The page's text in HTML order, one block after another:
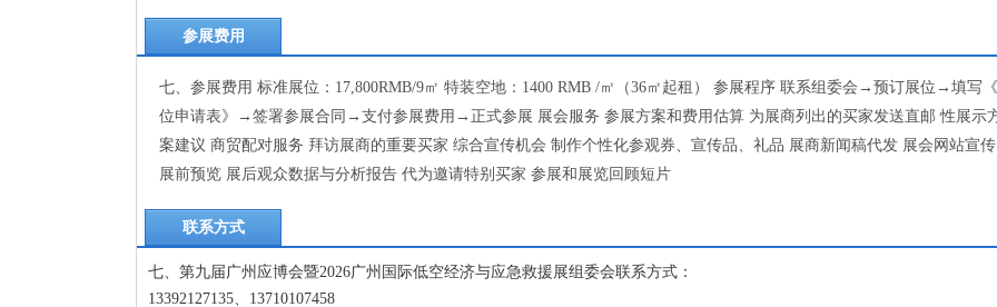
参展费用
七、参展费用 标准展位：17,800RMB/9㎡ 特装空地：1400 RMB /㎡（36㎡起租） 参展程序 联系组委会→预订展位→填写
位申请表》→签署参展合同→支付参展费用→正式参展 展会服务 参展方案和费用估算 为展商列出的买家发送直邮 性展示
案建议 商贸配对服务 拜访展商的重要买家 综合宣传机会 制作个性化参观券、宣传品、礼品 展商新闻稿代发 展会网站宣传
展前预览 展后观众数据与分析报告 代为邀请特别买家 参展和展览回顾短片
联系方式
七、第九届广州应博会暨2026广州国际低空经济与应急救援展组委会联系方式：
13392127135、13710107458